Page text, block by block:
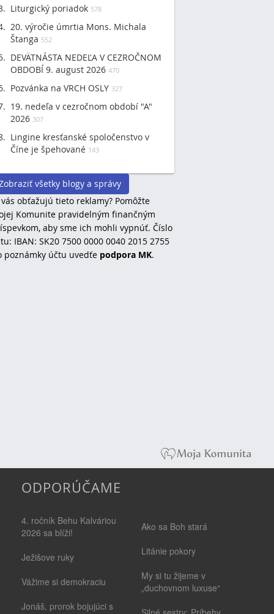
Liturgický poriadok 578
20. výročie úmrtia Mons. Michala
Štanga 552
DEVÄTNÁSTA NEDEĽA V CEZROČNOM
OBDOBÍ 9. august 2026 470
Pozvánka na VRCH OSLY 327
19. nedeľa v cezročnom období "A"
2026 307
Lingine kresťanské spoločenstvo v
Číne je špehované 143
všetky blogy a správy
obťažujú tieto reklamy? Pomôžte
Komunite pravidelným finančným
aby sme ich mohli vypnúť. Číslo
IBAN: SK20 7500 0000 0040 2015 2755
poznámky účtu uvedťe podpora MK.
ODPORÚČAME
4. ročník Behu Kalváriou
2026 sa blíži!
Ježišove ruky
Vážime si demokraciu
Jonáš, prorok bojujúci s
Ako sa Boh stará
Litánie pokory
My si tu žijeme v
„duchovnom luxuse“